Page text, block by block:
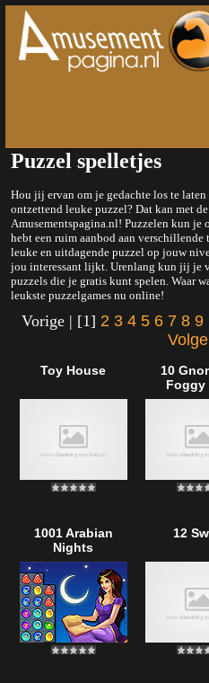
Puzzel spelletjes
Hou jij ervan om je gedachte los te
ontzettend leuke puzzel? Dat kan met
Amusementspagina.nl! Puzzelen kun je
hebt een ruim aanbod aan
leuke en uitdagende puzzel op jouw
jou interessant lijkt. Urenlang kun jij je
puzzels die je gratis kunt spelen. Waar
leukste puzzelgames nu online!
Vorige | [1] 2 3 4 5 6 7 8 9
Toy House
10
Foggy
1001 Arabian
Nights
12